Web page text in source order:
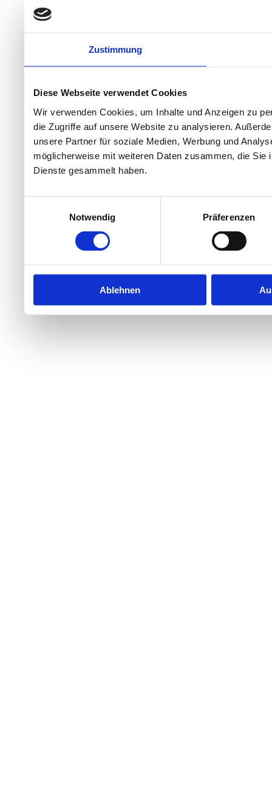
Zustimmung
Diese Webseite verwendet Cookies
Wir verwenden Cookies, um Inhalte und Anzeigen zu
die Zugriffe auf unsere Website zu analysieren.
unsere Partner für soziale Medien, Werbung und
möglicherweise mit weiteren Daten zusammen, die
Dienste gesammelt haben.
Notwendig
Präferenzen
Ablehnen